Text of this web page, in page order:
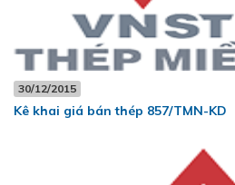
30/12/2015
Kê khai giá bán thép 857/TMN-KD